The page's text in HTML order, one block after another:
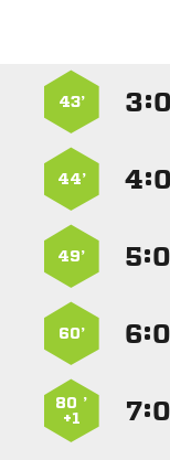
:
43’
:
44’
:
49’
:
60’
:
80 ’
+1